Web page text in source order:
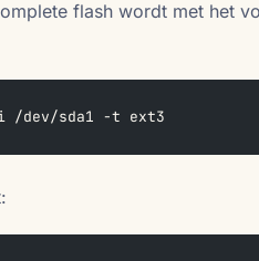
flash wordt met het
/dev/sda1 -t ext3